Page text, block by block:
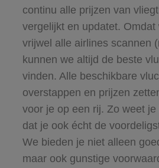
continu alle prijzen van
vergelijkt en updatet. Omdat
vrijwel alle airlines scannen
kunnen we altijd de beste
vinden. Alle beschikbare
overstappen en prijzen
voor je op een rij. Zo weet
dat je ook écht de
We bieden je niet alleen
maar ook gunstige